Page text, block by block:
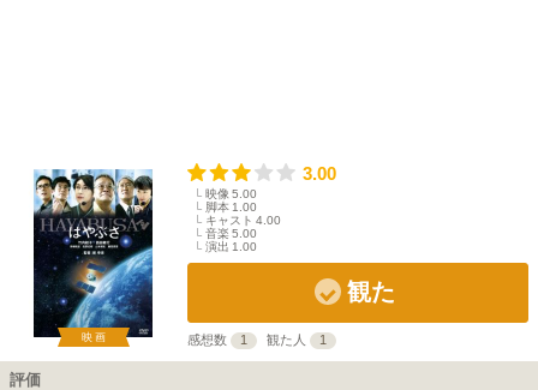
映画
3.00
映像 5.00
脚本 1.00
キャスト 4.00
音楽5.00
演出 1.00
観た
感想数 1 観た人 1
評価